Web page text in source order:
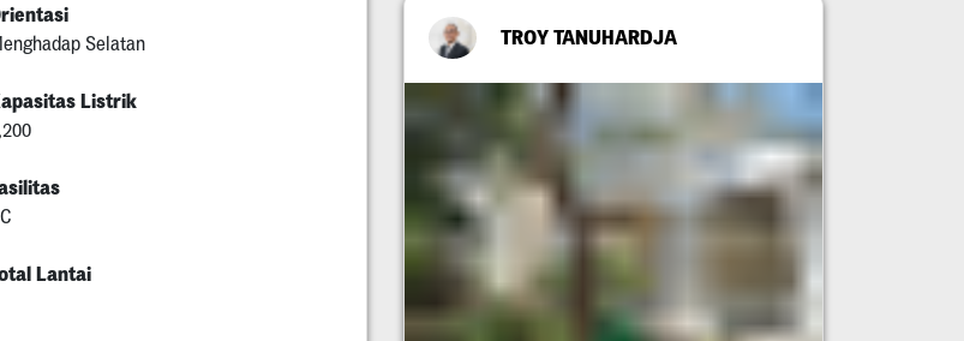
Selatan
Listrik
Lantai
TROY TANUHARDJA